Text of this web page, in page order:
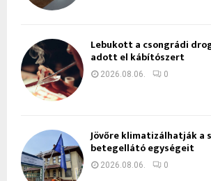
Lebukott a csongrádi
adott el kábítószert
2026.08.06. 0
Jövőre klimatizálhatják a
betegellátó egységeit
2026.08.06. 0